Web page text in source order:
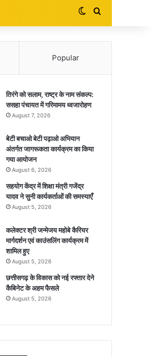
Switch skin
Popular
तिरंगे को सलाम, राष्ट्र के नाम संकल्प:
ससहा पंचायत में गरिमामय ध्वजारोहण
August 7, 2026
बेटी बचाओ बेटी पढ़ाओ अभियान
अंतर्गत जागरूकता कार्यक्रम का किया
गया आयोजन
August 6, 2026
सहयोग केंद्र में शिक्षा मंत्री गजेंद्र
यादव ने सुनी कार्यकर्ताओं की समस्याएँ
August 5, 2026
कलेक्टर श्री जन्मेजय महोबे कैरियर
मार्गदर्शन एवं काउंसलिंग कार्यक्रम में
शामिल हुए
August 5, 2026
छत्तीसगढ़ के विकास को नई रफ्तार देने
कैबिनेट के अहम फैसले
August 5, 2026